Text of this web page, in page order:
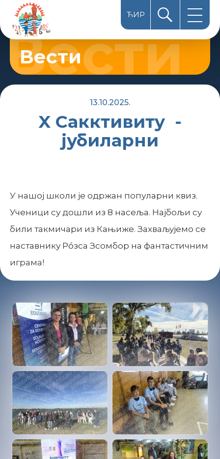
ЋИР
HUN
LAT
Вести
13.10.2025.
X Сакктивитy -
јубиларни
У нашој школи је одржан популарни квиз.
Ученици су дошли из 8 насеља. Најбољи су
били такмичари из Кањиже. Захваљујемо се
наставнику Рóзса Зсомбор на фантастичним
играма!